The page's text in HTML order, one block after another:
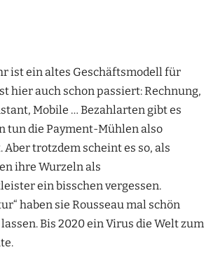
ist ein altes Geschäftsmodell für
hier auch schon passiert: Rechnung,
Mobile … Bezahlarten gibt es
tun die Payment-Mühlen also
trotzdem scheint es so, als
ihre Wurzeln als
ein bisschen vergessen.
haben sie Rousseau mal schön
Bis 2020 ein Virus die Welt zum